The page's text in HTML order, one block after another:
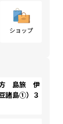
ショップ
方 島旅 伊
諸島①）３